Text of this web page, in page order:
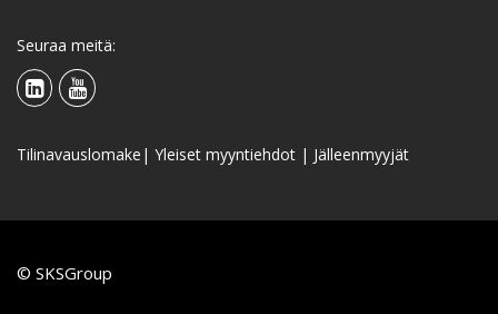
Seuraa meitä:
Tilinavauslomake | Yleiset myyntiehdot | Jälleenmyyjät
© SKSGroup